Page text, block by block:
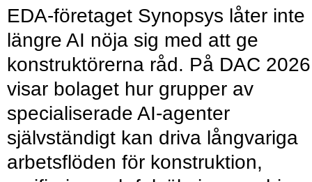
EDA-företaget Synopsys låter inte
längre AI nöja sig med att ge
konstruktörerna råd. På DAC 2026
visar bolaget hur grupper av
specialiserade AI-agenter
självständigt kan driva långvariga
arbetsflöden för konstruktion,